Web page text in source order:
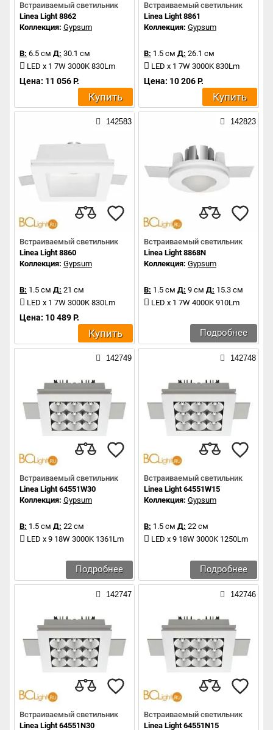
Встраиваемый светильник
Linea Light 8862
Коллекция: Gypsum
В: 6.5 см Д: 30.1 см
LED x 1 7W 3000K 830Lm
Цена: 11 056 Р.
Купить
Встраиваемый светильник
Linea Light 8861
Коллекция: Gypsum
В: 1.5 см Д: 26.1 см
LED x 1 7W 3000K 830Lm
Цена: 10 206 Р.
Купить
142583
Встраиваемый светильник
Linea Light 8860
Коллекция: Gypsum
В: 1.5 см Д: 21 см
LED x 1 7W 3000K 830Lm
Цена: 10 489 Р.
Купить
142823
Встраиваемый светильник
Linea Light 8868N
Коллекция: Gypsum
В: 1.5 см Д: 9 см Д: 15.3 см
LED x 1 7W 4000K 910Lm
Подробнее
142749
Встраиваемый светильник
Linea Light 64551W30
Коллекция: Gypsum
В: 1.5 см Д: 22 см
LED x 9 18W 3000K 1361Lm
Подробнее
142748
Встраиваемый светильник
Linea Light 64551W15
Коллекция: Gypsum
В: 1.5 см Д: 22 см
LED x 9 18W 3000K 1250Lm
Подробнее
142747
Встраиваемый светильник
Linea Light 64551N30
142746
Встраиваемый светильник
Linea Light 64551N15